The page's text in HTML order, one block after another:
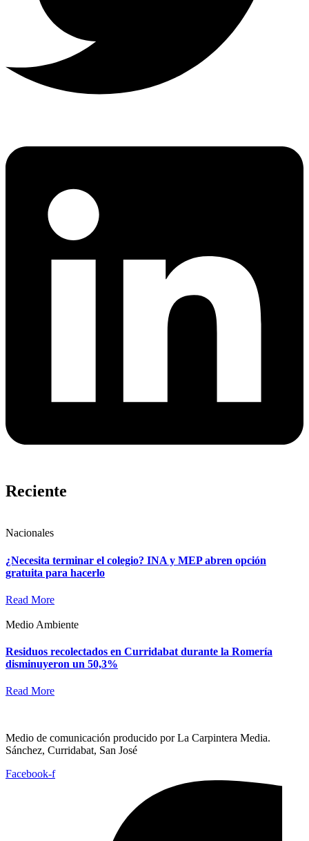
Reciente
Nacionales
¿Necesita terminar el colegio? INA y MEP abren opción
gratuita para hacerlo
Read More
Medio Ambiente
Residuos recolectados en Curridabat durante la Romería
disminuyeron un 50,3%
Read More
Medio de comunicación producido por La Carpintera Media.
Sánchez, Curridabat, San José
Facebook-f